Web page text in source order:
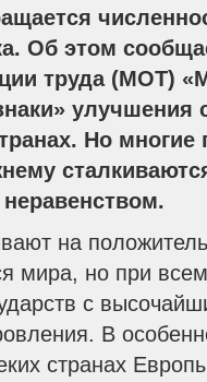
Об этом
труда (МОТ)
улучшения
Но
на
мира, но при
с
В
странах